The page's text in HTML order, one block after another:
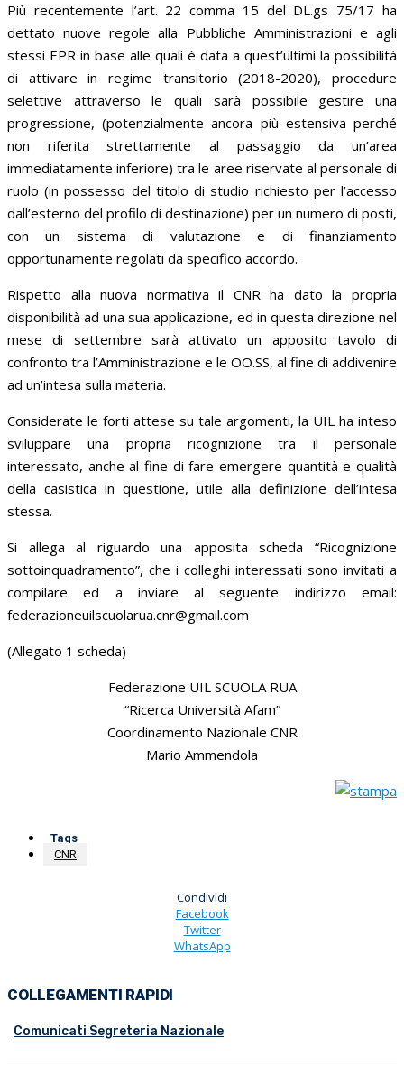
Più recentemente l’art. 22 comma 15 del DL.gs 75/17 ha
dettato nuove regole alla Pubbliche Amministrazioni e agli
stessi EPR in base alle quali è data a quest’ultimi la possibilità
di attivare in regime transitorio (2018-2020), procedure
selettive attraverso le quali sarà possibile gestire una
progressione, (potenzialmente ancora più estensiva perché
non riferita strettamente al passaggio da un’area
immediatamente inferiore) tra le aree riservate al personale di
ruolo (in possesso del titolo di studio richiesto per l’accesso
dall’esterno del profilo di destinazione) per un numero di posti,
con un sistema di valutazione e di finanziamento
opportunamente regolati da specifico accordo.
Rispetto alla nuova normativa il CNR ha dato la propria
disponibilità ad una sua applicazione, ed in questa direzione nel
mese di settembre sarà attivato un apposito tavolo di
confronto tra l’Amministrazione e le OO.SS, al fine di addivenire
ad un’intesa sulla materia.
Considerate le forti attese su tale argomenti, la UIL ha inteso
sviluppare una propria ricognizione tra il personale
interessato, anche al fine di fare emergere quantità e qualità
della casistica in questione, utile alla definizione dell’intesa
stessa.
Si allega al riguardo una apposita scheda “Ricognizione
sottoinquadramento”, che i colleghi interessati sono invitati a
compilare ed a inviare al seguente indirizzo email:
federazioneuilscuolarua.cnr@gmail.com
(Allegato 1 scheda)
Federazione UIL SCUOLA RUA
“Ricerca Università Afam”
Coordinamento Nazionale CNR
Mario Ammendola
Tags
CNR
Condividi
Facebook
Twitter
WhatsApp
COLLEGAMENTI RAPIDI
Comunicati Segreteria Nazionale